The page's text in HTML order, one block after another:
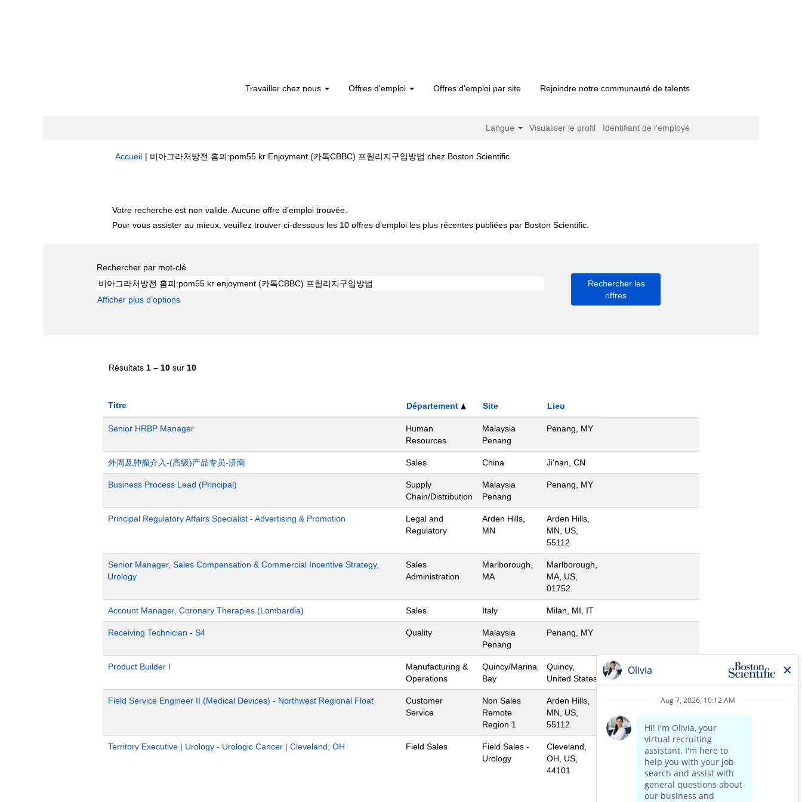
Travailler chez nous Offres d'emploi Offres d'emploi par site Rejoindre notre communauté de talents
Langue Visualiser le profil Identifiant de l’employé
Accueil | 비­아­그­라처방전 홈­피:pom55.kr E­n­j­oyment (카­톡CBBC) 프­릴­리­지구입방법 chez Boston Scientific(page
Votre recherche est non valide. Aucune offre d’emploi trouvée.
Pour vous assister au mieux, veuillez trouver ci-dessous les 10 offres d’emploi les plus récentes publiées par Boston Scientific.
Rechercher par mot-clé
Afficher plus d’options
Résultats 1 – 10 sur 10
Titre Département Site Lieu
Senior HRBP Manager
Human
Resources
Malaysia
Penang
Penang, MY
外周及肿瘤介入-(高级)产品专员-济南 Sales China Ji'nan, CN
Business Process Lead (Principal)
Supply
Chain/Distribution
Malaysia
Penang
Penang, MY
Principal Regulatory Affairs Specialist - Advertising & Promotion
Legal and
Regulatory
Arden Hills,
MN
Arden Hills,
MN, US,
55112
Senior Manager, Sales Compensation & Commercial Incentive Strategy,
Urology
Sales
Administration
Marlborough,
MA
Marlborough,
MA, US,
01752
Account Manager, Coronary Therapies (Lombardia) Sales Italy Milan, MI, IT
Receiving Technician - S4 Quality
Malaysia
Penang
Penang, MY
Product Builder I
Manufacturing &
Operations
Quincy/Marina
Bay
Quincy,
United States
Field Service Engineer II (Medical Devices) - Northwest Regional Float
Customer
Service
Non Sales
Remote
Region 1
Arden Hills,
MN, US,
55112
Territory Executive | Urology - Urologic Cancer | Cleveland, OH Field Sales
Field Sales -
Urology
Cleveland,
OH, US,
44101